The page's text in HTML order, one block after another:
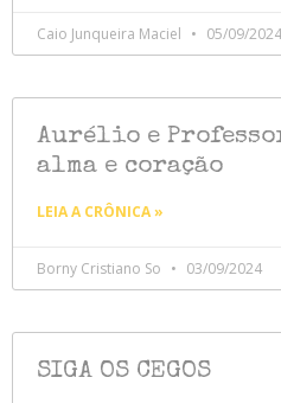
Caio Junqueira Maciel 05/09/2024
Aurélio e
alma e coração
LEIA A CRÔNICA »
Borny Cristiano So 03/09/2024
SIGA OS CEGOS